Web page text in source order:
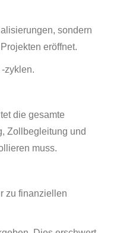
sondern
eröffnet.
zyklen.
die gesamte
Zollbegleitung und
muss.
zu finanziellen